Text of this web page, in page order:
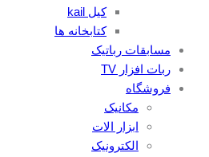
کیل kail
کتابخانه ها
مسابقات رباتیک
ربات افزار TV
فروشگاه
مکانیک
ابزار الات
الکترونیک